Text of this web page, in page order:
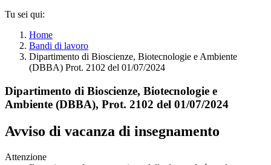
Tu sei qui:
Home
Bandi di lavoro
Dipartimento di Bioscienze, Biotecnologie e Ambiente
(DBBA) Prot. 2102 del 01/07/2024
Dipartimento di Bioscienze, Biotecnologie e
Ambiente (DBBA), Prot. 2102 del 01/07/2024
Avviso di vacanza di insegnamento
Attenzione